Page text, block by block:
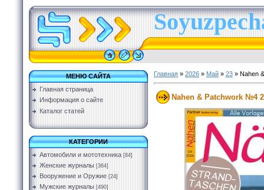
МЕНЮ САЙТА
Главная страница
Информация о сайте
Каталог статей
КАТЕГОРИИ
Автомобили и мототехника [84]
Женские журналы [364]
Вооружение и Оружие [24]
Мужские журналы [490]
Главная » 2026 » Май » 23 » Nahen
Nahen & Patchwork №4